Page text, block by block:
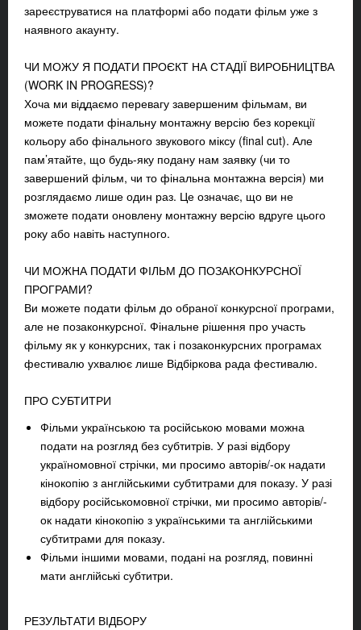
зареєструватися на платформі або подати фільм уже з
наявного акаунту.
ЧИ МОЖУ Я ПОДАТИ ПРОЄКТ НА СТАДІЇ ВИРОБНИЦТВА
(WORK IN PROGRESS)?
Хоча ми віддаємо перевагу завершеним фільмам, ви
можете подати фінальну монтажну версію без корекції
кольору або фінального звукового міксу (final cut). Але
пам’ятайте, що будь-яку подану нам заявку (чи то
завершений фільм, чи то фінальна монтажна версія) ми
розглядаємо лише один раз. Це означає, що ви не
зможете подати оновлену монтажну версію вдруге цього
року або навіть наступного.
ЧИ МОЖНА ПОДАТИ ФІЛЬМ ДО ПОЗАКОНКУРСНОЇ
ПРОГРАМИ?
Ви можете подати фільм до обраної конкурсної програми,
але не позаконкурсної. Фінальне рішення про участь
фільму як у конкурсних, так і позаконкурсних програмах
фестивалю ухвалює лише Відбіркова рада фестивалю.
ПРО СУБТИТРИ
Фільми українською та російською мовами можна
подати на розгляд без субтитрів. У разі відбору
україномовної стрічки, ми просимо авторів/-ок надати
кінокопію з англійськими субтитрами для показу. У разі
відбору російськомовної стрічки, ми просимо авторів/-
ок надати кінокопію з українськими та англійськими
субтитрами для показу.
Фільми іншими мовами, подані на розгляд, повинні
мати англійські субтитри.
РЕЗУЛЬТАТИ ВІДБОРУ